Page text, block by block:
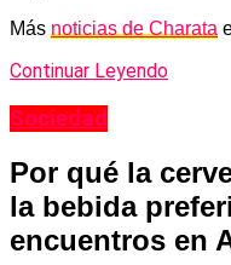
Más noticias de Charata
Continuar Leyendo
Sociedad
Por qué la
la bebida
encuentros en